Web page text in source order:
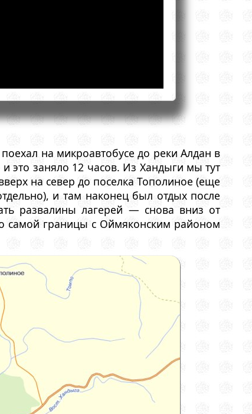
на микроавтобусе до реки Алдан в
это заняло 12 часов. Из Хандыги мы тут
на север до поселка Тополиное (еще
и там наконец был отдых после
развалины лагерей — снова вниз от
самой границы с Оймяконским районом